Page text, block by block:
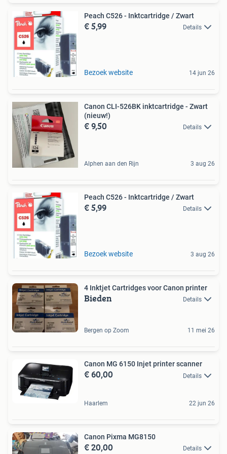
Peach C526 - Inktcartridge / Zwart
€ 5,99 Details
Bezoek website 14 jun 26
Canon CLI-526BK inktcartridge - Zwart
(nieuw!)
€ 9,50 Details
Alphen aan den Rijn 3 aug 26
Peach C526 - Inktcartridge / Zwart
€ 5,99 Details
Bezoek website 3 aug 26
4 Inktjet Cartridges voor Canon printer
Bieden Details
Bergen op Zoom 11 mei 26
Canon MG 6150 Injet printer scanner
€ 60,00 Details
Haarlem 22 jun 26
Canon Pixma MG8150
€ 20,00 Details